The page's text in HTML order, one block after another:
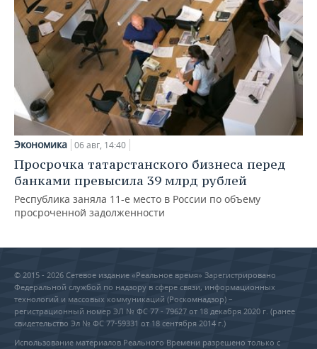
Экономика 06 авг, 14:40
Просрочка татарстанского бизнеса перед
банками превысила 39 млрд рублей
Республика заняла 11-е место в России по объему
просроченной задолженности
© 2015 - 2026 Сетевое издание «Реальное время» Зарегистрировано
Федеральной службой по надзору в сфере связи, информационных
технологий и массовых коммуникаций (Роскомнадзор) –
регистрационный номер ЭЛ № ФС 77 - 79627 от 18 декабря 2020 г. (ранее
свидетельство Эл № ФС 77-59331 от 18 сентября 2014 г.)
Использование материалов Реального Времени разрешено только с